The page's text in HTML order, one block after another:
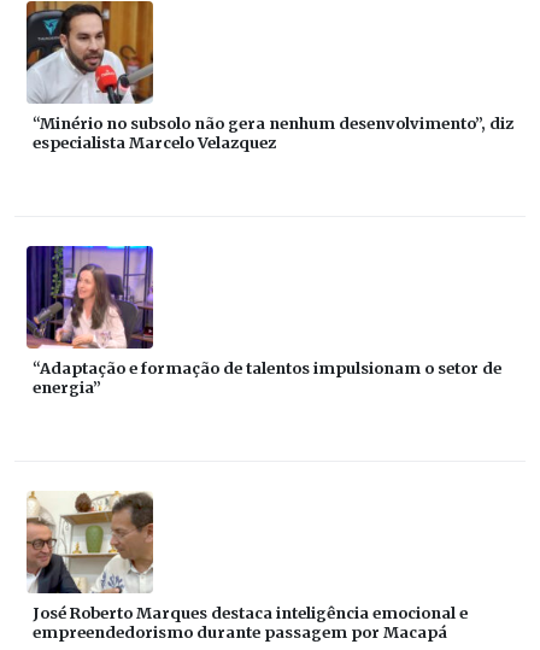
“Minério no subsolo não gera nenhum desenvolvimento”, diz
especialista Marcelo Velazquez
“Adaptação e formação de talentos impulsionam o setor de
energia”
José Roberto Marques destaca inteligência emocional e
empreendedorismo durante passagem por Macapá